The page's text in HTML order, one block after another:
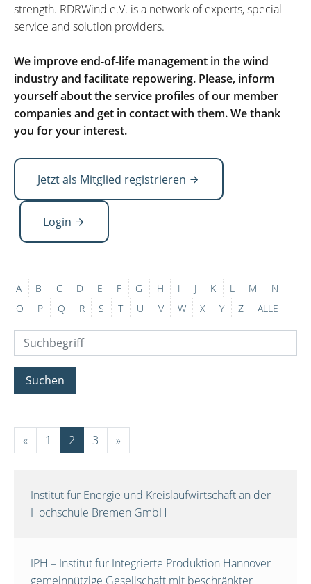
strength. RDRWind e.V. is a network of experts, special
service and solution providers.
We improve end-of-life management in the wind
industry and facilitate repowering. Please, inform
yourself about the service profiles of our member
companies and get in contact with them. We thank
you for your interest.
Jetzt als Mitglied registrieren
Login
A B C D E F G H I J K L M
N
O
P Q R S T U V W X Y Z ALLE
Suchen
« 1 2 3 »
Institut für Energie und Kreislaufwirtschaft an der
Hochschule Bremen GmbH
IPH – Institut für Integrierte Produktion Hannover
gemeinnützige Gesellschaft mit beschränkter